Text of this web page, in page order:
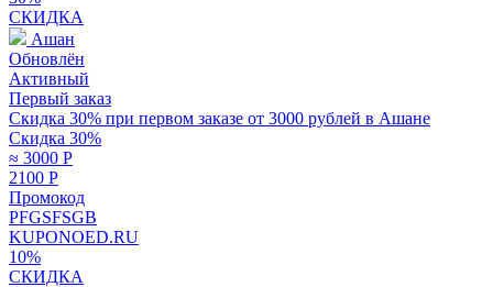
СКИДКА
Ашан
Обновлён
Активный
Первый заказ
Скидка 30% при первом заказе от 3000 рублей в Ашане
Скидка 30%
≈ 3000 Р
2100 Р
Промокод
PFGSFSGB
KUPONOED.RU
10%
СКИДКА